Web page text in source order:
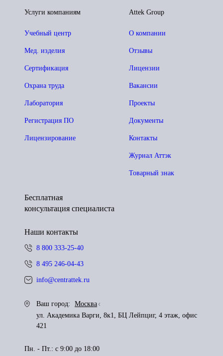
Attek Group
О компании
Отзывы
Лицензии
Вакансии
Проекты
Документы
Контакты
Журнал Аттэк
Товарный знак
Услуги компаниям
Учебный центр
Мед. изделия
Сертификация
Охрана труда
Лаборатория
Регистрация ПО
Лицензирование
Бесплатная
консультация специалиста
Наши контакты
8 800 333-25-40
8 495 246-04-43
info@centrattek.ru
Ваш город:
Москва
ул. Академика Варги, 8к1, БЦ Лейпциг, 4 этаж, офис
421
Пн. - Пт.: с 9:00 до 18:00